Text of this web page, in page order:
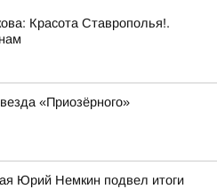
Красота Ставрополья!.
«Приозёрного»
Юрий Немкин подвел итоги